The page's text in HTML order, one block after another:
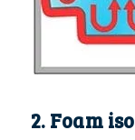
2. Foam